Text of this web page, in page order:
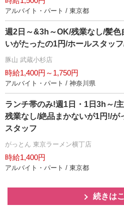
アルバイト・パート / 東京都
週2日～&3h～OK/残業なし/髪
いがたったの1円/ホールスタッ
豚山 武蔵小杉店
時給1,400円～1,750円
アルバイト・パート / 神奈川県
ランチ帯のみ!週1日・1日3h～/
残業なし/絶品まかないが1円!/が
スタッフ
がっとん 東京ラーメン横丁店
時給1,400円
アルバイト・パート / 東京都
続きは